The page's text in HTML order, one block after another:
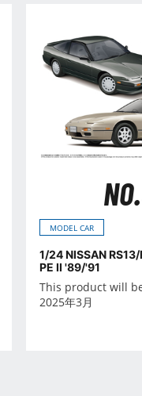
MODEL CAR
1/24 NISSAN
PE II '89/'91
This product will
2025年3月